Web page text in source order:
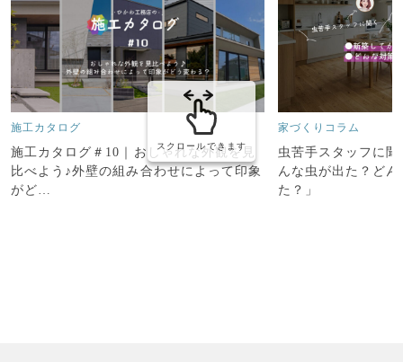
施工カタログ
施工カタログ＃10｜おしゃれな外観を見
比べよう♪外壁の組み合わせによって印象
がど…
家づくりコラム
虫苦手スタッフに
んな虫が出た？ど
た？」
スクロールできます